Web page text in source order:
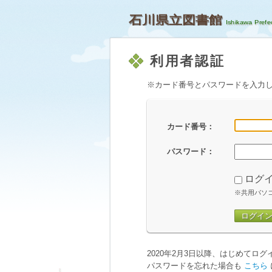
石川県立図書館
利用者認証
※カード番号とパスワードを入力
カード番号：
パスワード：
ログ
※共用パソ
ログイン
2020年2月3日以降、はじめてログ
パスワードを忘れた場合も こちら